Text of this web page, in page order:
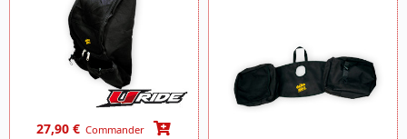
27,90 € Commander